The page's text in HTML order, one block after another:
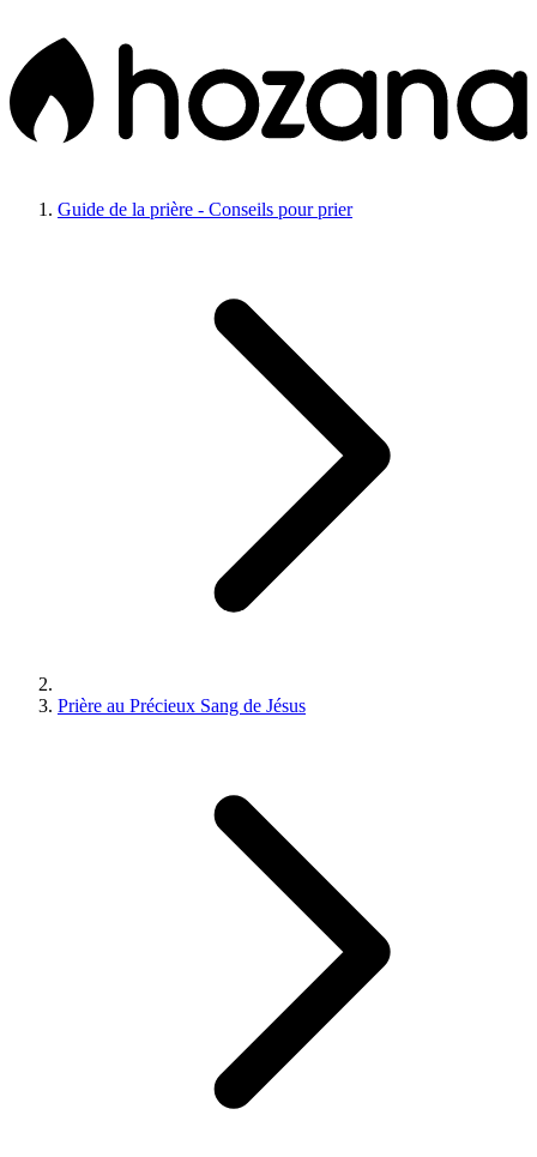
Guide de la prière - Conseils pour prier
Prière au Précieux Sang de Jésus